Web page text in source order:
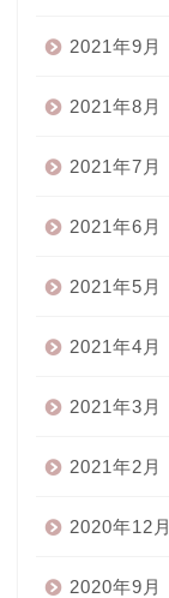
2021年9月
2021年8月
2021年7月
2021年6月
2021年5月
2021年4月
2021年3月
2021年2月
2020年12月
2020年9月